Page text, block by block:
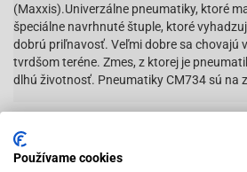
(Maxxis).Univerzálne pneumatiky, ktoré
špeciálne navrhnuté štuple, ktoré
dobrú priľnavosť. Veľmi dobre sa chovajú
tvrdšom teréne. Zmes, z ktorej je
dlhú životnosť. Pneumatiky CM734 sú na
Vybavený servis s odborným
Používame cookies